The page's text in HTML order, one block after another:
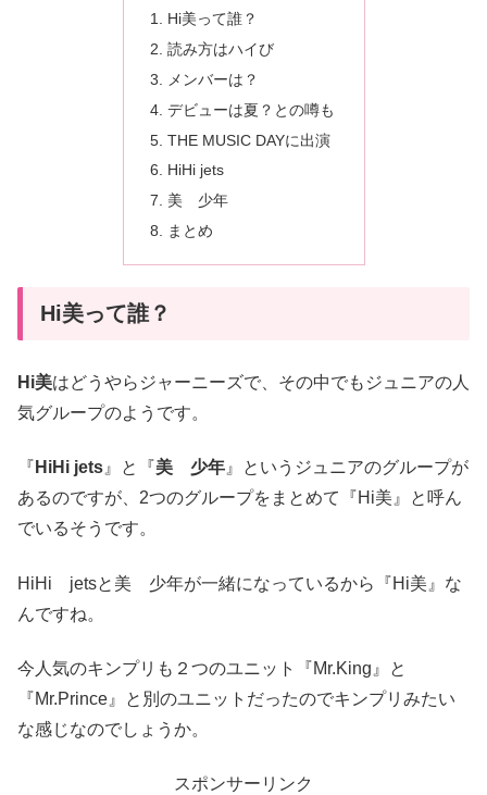
Hi美って誰？
読み方はハイび
メンバーは？
デビューは夏？との噂も
THE MUSIC DAYに出演
HiHi jets
美 少年
まとめ
Hi美って誰？
Hi美はどうやらジャーニーズで、その中でもジュニアの人
気グループのようです。
『 HiHi jets 』と『美 少年 』というジュニアのグループが
あるのですが、2つのグループをまとめて『Hi美』と呼ん
でいるそうです。
HiHi jetsと美 少年が一緒になっているから『Hi美』な
んですね。
今人気のキンプリも２つのユニット『Mr.King』と
『Mr.Prince』と別のユニットだったのでキンプリみたい
な感じなのでしょうか。
スポンサーリンク